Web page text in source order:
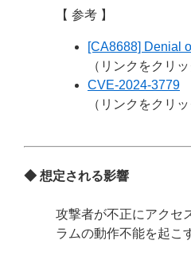
【 参考 】
[CA8688] Denial
（リンクをクリ
CVE-2024-3779
（リンクをクリ
◆ 想定される影響
攻撃者が不正にアクセ
ラムの動作不能を起こ